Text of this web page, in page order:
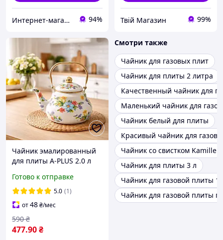
Интернет-магазин Bigs 94% Твій Магазин 99%
Чайник эмалированный
для плиты A-PLUS 2.0 л
Готово к отправке
5.0 (1)
от48₴/мес
477.90₴
590 ₴
Смотри также
Чайник для газовых плит
Чайник для плиты 2 литра
Качественный чайник для
Маленький чайник для
Чайник белый для плиты
Красивый чайник для
Чайник со свистком Kamille
Чайник для плиты 3 л
Чайник для газовой плиты 1
Чайник для газовой плиты